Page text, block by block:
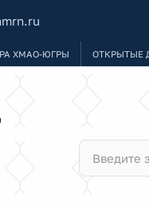
ХМАО-ЮГРЫ ОТКРЫТЫЕ